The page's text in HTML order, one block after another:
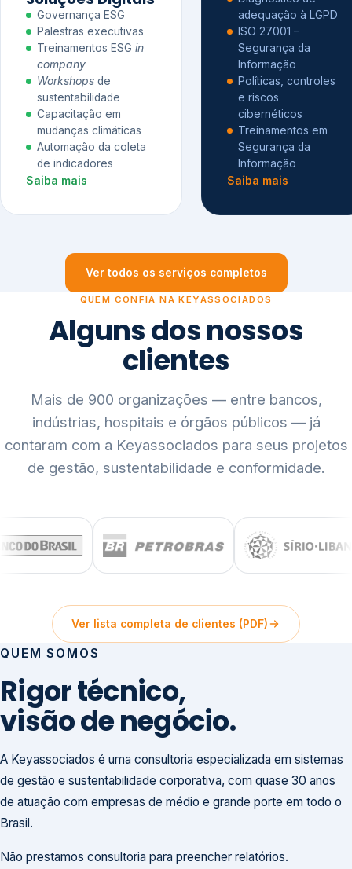
Governança ESG
Palestras executivas
Treinamentos ESG in
company
Workshops de
sustentabilidade
Capacitação em
mudanças climáticas
Automação da coleta
de indicadores
Saiba mais
adequação à LGPD
ISO 27001 –
Segurança da
Informação
Políticas, controles
e riscos
cibernéticos
Treinamentos em
Segurança da
Informação
Saiba mais
Ver todos os serviços completos
QUEM CONFIA NA KEYASSOCIADOS
Alguns dos nossos
clientes
Mais de 900 organizações — entre bancos,
indústrias, hospitais e órgãos públicos — já
contaram com a Keyassociados para seus projetos
de gestão, sustentabilidade e conformidade.
Ver lista completa de clientes (PDF)
QUEM SOMOS
Rigor técnico,
visão de negócio.
A Keyassociados é uma consultoria especializada em sistemas
de gestão e sustentabilidade corporativa, com quase 30 anos
de atuação com empresas de médio e grande porte em todo o
Brasil.
Não prestamos consultoria para preencher relatórios.